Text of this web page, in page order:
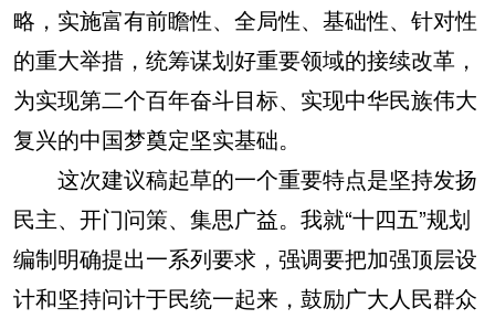
略，实施富有前瞻性、全局性、基础性、针对性
的重大举措，统筹谋划好重要领域的接续改革，
为实现第二个百年奋斗目标、实现中华民族伟大
复兴的中国梦奠定坚实基础。
这次建议稿起草的一个重要特点是坚持发扬
民主、开门问策、集思广益。我就“十四五”规划
编制明确提出一系列要求，强调要把加强顶层设
计和坚持问计于民统一起来，鼓励广大人民群众